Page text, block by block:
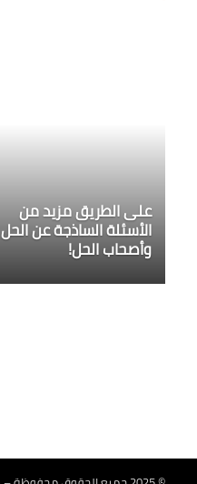
على الطريق مزيد من
الأسئلة الساذجة عن الحل
وأصحاب الحل!